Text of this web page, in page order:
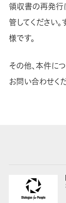
領収書の再発行
管してください
様です。
その他、本件に
お問い合わせく